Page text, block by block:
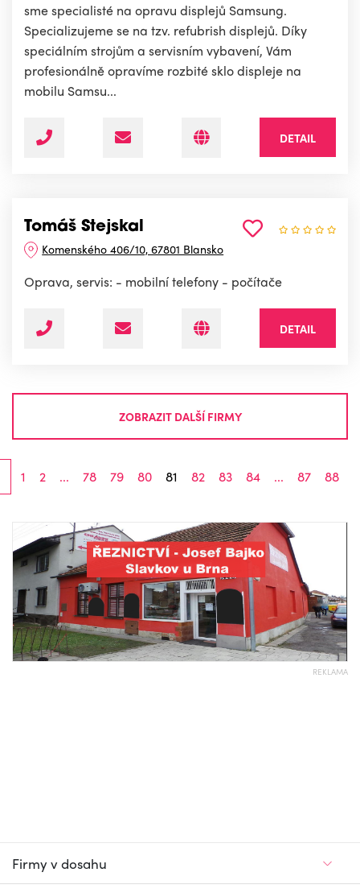
sme specialisté na opravu displejů Samsung.
Specializujeme se na tzv. refubrish displejů. Díky
speciálním strojům a servisním vybavení, Vám
profesionálně opravíme rozbité sklo displeje na
mobilu Samsu...
DETAIL
Tomáš Stejskal
Komenského 406/10, 67801 Blansko
Oprava, servis: - mobilní telefony - počítače
DETAIL
ZOBRAZIT DALŠÍ FIRMY
1 2 ... 78 79 80 81 82 83 84 ... 87 88
REKLAMA
Firmy v dosahu